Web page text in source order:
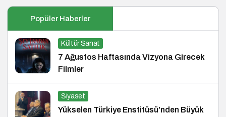
Popüler Haberler
Kültür Sanat
7 Ağustos Haftasında Vizyona Girecek
Filmler
Siyaset
Yükselen Türkiye Enstitüsü’nden Büyük